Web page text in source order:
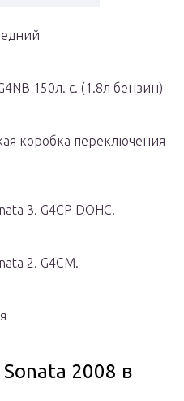
150л. с. (1.8л бензин)
коробка переключения
3. G4CP DOHC.
2. G4CM.
2008 в